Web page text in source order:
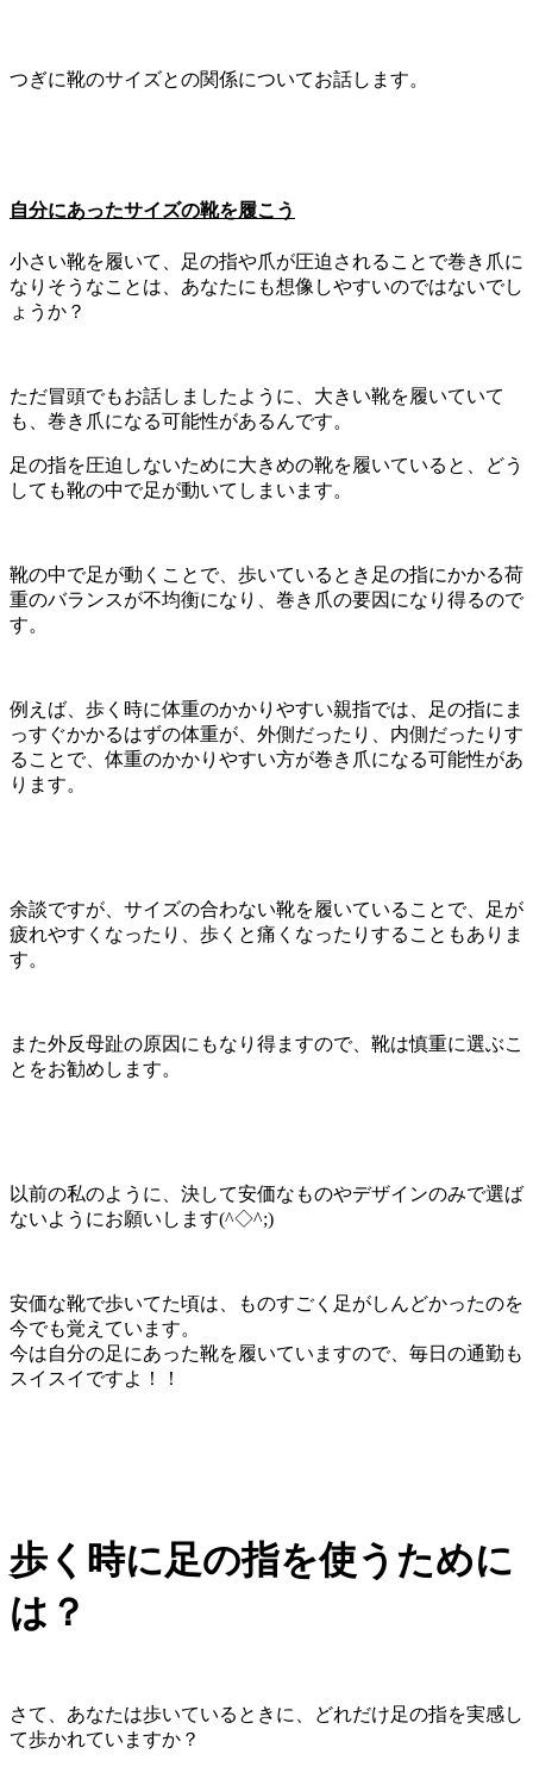
つぎに靴のサイズとの関係についてお話します。
自分にあったサイズの靴を履こう
小さい靴を履いて、足の指や爪が圧迫されることで巻き爪に
なりそうなことは、あなたにも想像しやすいのではないでし
ょうか？
ただ冒頭でもお話しましたように、大きい靴を履いていて
も、巻き爪になる可能性があるんです。
足の指を圧迫しないために大きめの靴を履いていると、どう
しても靴の中で足が動いてしまいます。
靴の中で足が動くことで、歩いているとき足の指にかかる荷
重のバランスが不均衡になり、巻き爪の要因になり得るので
す。
例えば、歩く時に体重のかかりやすい親指では、足の指にま
っすぐかかるはずの体重が、外側だったり、内側だったりす
ることで、体重のかかりやすい方が巻き爪になる可能性があ
ります。
余談ですが、サイズの合わない靴を履いていることで、足が
疲れやすくなったり、歩くと痛くなったりすることもありま
す。
また外反母趾の原因にもなり得ますので、靴は慎重に選ぶこ
とをお勧めします。
以前の私のように、決して安価なものやデザインのみで選ば
ないようにお願いします(^◇^;)
安価な靴で歩いてた頃は、ものすごく足がしんどかったのを
今でも覚えています。
今は自分の足にあった靴を履いていますので、毎日の通勤も
スイスイですよ！！
歩く時に足の指を使うために
は？
さて、あなたは歩いているときに、どれだけ足の指を実感し
て歩かれていますか？